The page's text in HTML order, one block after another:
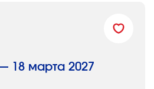
18 марта 2027